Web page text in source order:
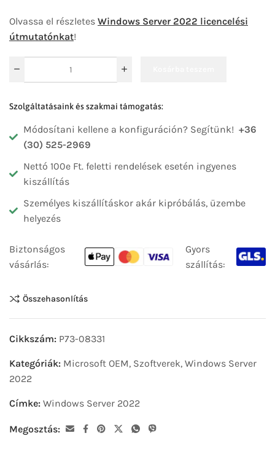
Olvassa el részletes Windows Server 2022 licencelési
útmutatónkat!
Szolgáltatásaink és szakmai támogatás:
Módosítani kellene a konfiguráción? Segítünk! +36
(30) 525-2969
Nettó 100e Ft. feletti rendelések esetén ingyenes
kiszállítás
Személyes kiszállításkor akár kipróbálás, üzembe
helyezés
Biztonságos
vásárlás:
Gyors
szállítás:
Összehasonlítás
Cikkszám: P73-08331
Kategóriák: Microsoft OEM, Szoftverek, Windows Server
2022
Címke: Windows Server 2022
Megosztás: